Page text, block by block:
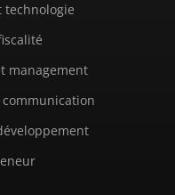
technologie
management